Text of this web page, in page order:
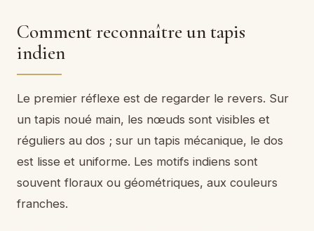
Comment reconnaître un tapis
indien
Le premier réflexe est de regarder le revers. Sur
un tapis noué main, les nœuds sont visibles et
réguliers au dos ; sur un tapis mécanique, le dos
est lisse et uniforme. Les motifs indiens sont
souvent floraux ou géométriques, aux couleurs
franches.